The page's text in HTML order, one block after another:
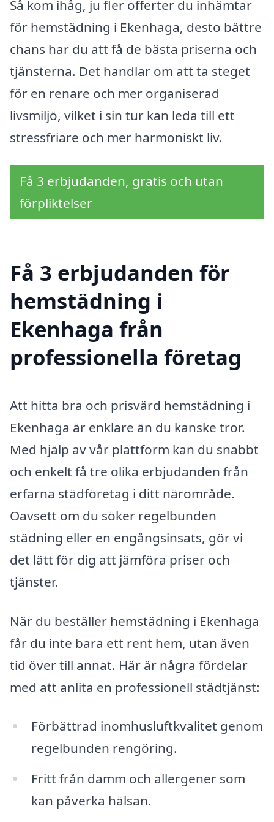
Så kom ihåg, ju fler offerter du inhämtar
för hemstädning i Ekenhaga, desto bättre
chans har du att få de bästa priserna och
tjänsterna. Det handlar om att ta steget
för en renare och mer organiserad
livsmiljö, vilket i sin tur kan leda till ett
stressfriare och mer harmoniskt liv.
Få 3 erbjudanden, gratis och utan
förpliktelser
Få 3 erbjudanden för
hemstädning i
Ekenhaga från
professionella företag
Att hitta bra och prisvärd hemstädning i
Ekenhaga är enklare än du kanske tror.
Med hjälp av vår plattform kan du snabbt
och enkelt få tre olika erbjudanden från
erfarna städföretag i ditt närområde.
Oavsett om du söker regelbunden
städning eller en engångsinsats, gör vi
det lätt för dig att jämföra priser och
tjänster.
När du beställer hemstädning i Ekenhaga
får du inte bara ett rent hem, utan även
tid över till annat. Här är några fördelar
med att anlita en professionell städtjänst:
Förbättrad inomhusluftkvalitet genom
regelbunden rengöring.
Fritt från damm och allergener som
kan påverka hälsan.